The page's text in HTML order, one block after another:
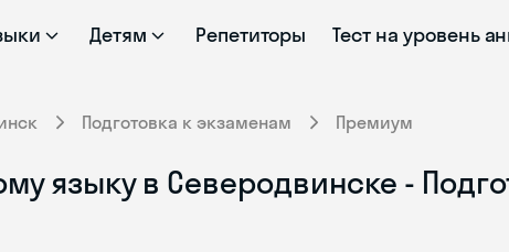
Детям Репетиторы Тест на уровень
Подготовка к экзаменам Премиум
языку в Северодвинске -